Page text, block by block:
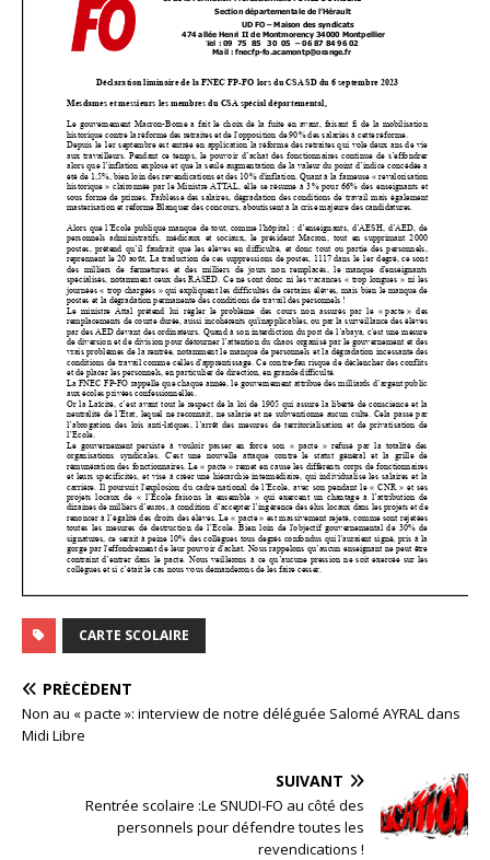
CARTE SCOLAIRE
PRÉCÉDENT
Non au « pacte »: interview de notre déléguée Salomé AYRAL dans
Midi Libre
SUIVANT
Rentrée scolaire :Le SNUDI-FO au côté des
personnels pour défendre toutes les
revendications !